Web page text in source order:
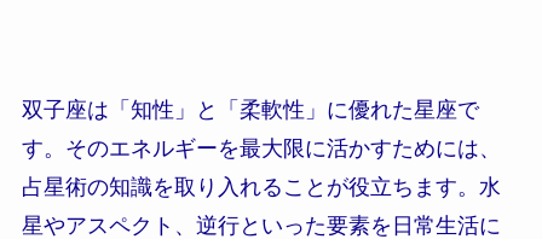
双子座は「知性」と「柔軟性」に優れた星座で
す。そのエネルギーを最大限に活かすためには、
占星術の知識を取り入れることが役立ちます。水
星やアスペクト、逆行といった要素を日常生活に